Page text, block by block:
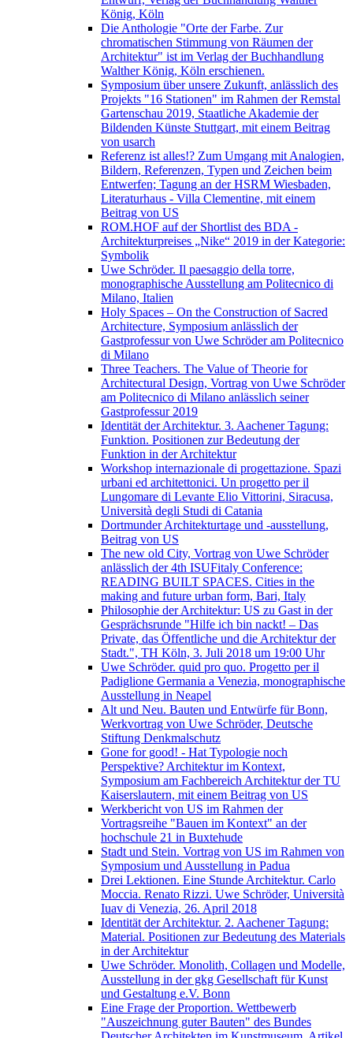
König, Köln
Die Anthologie "Orte der Farbe. Zur
chromatischen Stimmung von Räumen der
Architektur" ist im Verlag der Buchhandlung
Walther König, Köln erschienen.
Symposium über unsere Zukunft, anlässlich des
Projekts "16 Stationen" im Rahmen der Remstal
Gartenschau 2019, Staatliche Akademie der
Bildenden Künste Stuttgart, mit einem Beitrag
von usarch
Referenz ist alles!? Zum Umgang mit Analogien,
Bildern, Referenzen, Typen und Zeichen beim
Entwerfen; Tagung an der HSRM Wiesbaden,
Literaturhaus - Villa Clementine, mit einem
Beitrag von US
ROM.HOF auf der Shortlist des BDA -
Architekturpreises „Nike“ 2019 in der Kategorie:
Symbolik
Uwe Schröder. Il paesaggio della torre,
monographische Ausstellung am Politecnico di
Milano, Italien
Holy Spaces – On the Construction of Sacred
Architecture, Symposium anlässlich der
Gastprofessur von Uwe Schröder am Politecnico
di Milano
Three Teachers. The Value of Theorie for
Architectural Design, Vortrag von Uwe Schröder
am Politecnico di Milano anlässlich seiner
Gastprofessur 2019
Identität der Architektur. 3. Aachener Tagung:
Funktion. Positionen zur Bedeutung der
Funktion in der Architektur
Workshop internazionale di progettazione. Spazi
urbani ed architettonici. Un progetto per il
Lungomare di Levante Elio Vittorini, Siracusa,
Università degli Studi di Catania
Dortmunder Architekturtage und -ausstellung,
Beitrag von US
The new old City, Vortrag von Uwe Schröder
anlässlich der 4th ISUFitaly Conference:
READING BUILT SPACES. Cities in the
making and future urban form, Bari, Italy
Philosophie der Architektur: US zu Gast in der
Gesprächsrunde "Hilfe ich bin nackt! – Das
Private, das Öffentliche und die Architektur der
Stadt.", TH Köln, 3. Juli 2018 um 19:00 Uhr
Uwe Schröder. quid pro quo. Progetto per il
Padiglione Germania a Venezia, monographische
Ausstellung in Neapel
Alt und Neu. Bauten und Entwürfe für Bonn,
Werkvortrag von Uwe Schröder, Deutsche
Stiftung Denkmalschutz
Gone for good! - Hat Typologie noch
Perspektive? Architektur im Kontext,
Symposium am Fachbereich Architektur der TU
Kaiserslautern, mit einem Beitrag von US
Werkbericht von US im Rahmen der
Vortragsreihe "Bauen im Kontext" an der
hochschule 21 in Buxtehude
Stadt und Stein. Vortrag von US im Rahmen von
Symposium und Ausstellung in Padua
Drei Lektionen. Eine Stunde Architektur. Carlo
Moccia. Renato Rizzi. Uwe Schröder, Università
Iuav di Venezia, 26. April 2018
Identität der Architektur. 2. Aachener Tagung:
Material. Positionen zur Bedeutung des Materials
in der Architektur
Uwe Schröder. Monolith, Collagen und Modelle,
Ausstellung in der gkg Gesellschaft für Kunst
und Gestaltung e.V. Bonn
Eine Frage der Proportion. Wettbewerb
"Auszeichnung guter Bauten" des Bundes